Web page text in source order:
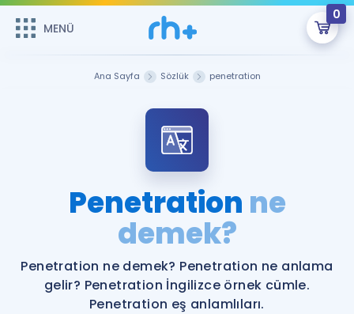
MENÜ
0
Şifremi Hatırlamıyorum
Sepetin Şu An Boş.
Remzi Hoca ile seni sınava hazırlayacak onlarca eğitim seni
bekliyor!
MENÜ
Katılımcı Görüşleri
Faydalı Araçlar
Ücretsiz Kaynaklar
İngilizce Gramer
Ana Sayfa Sözlük penetration
Penetration ne
demek?
Penetration ne demek? Penetration ne anlama
gelir? Penetration İngilizce örnek cümle.
Penetration eş anlamlıları.